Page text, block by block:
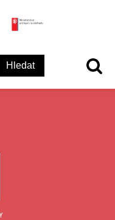
logo